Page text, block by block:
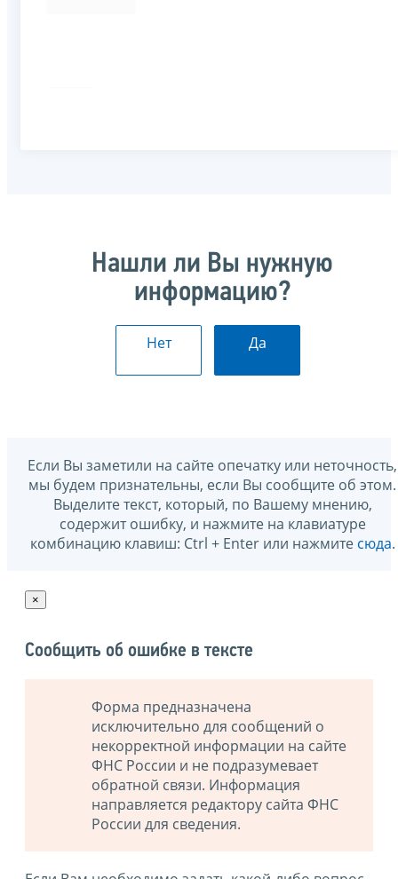
Нашли ли Вы нужную
информацию?
Нет Да
Если Вы заметили на сайте опечатку или неточность,
мы будем признательны, если Вы сообщите об этом.
Выделите текст, который, по Вашему мнению,
содержит ошибку, и нажмите на клавиатуре
комбинацию клавиш: Ctrl + Enter или нажмите сюда.
×
Сообщить об ошибке в тексте
Форма предназначена
исключительно для сообщений о
некорректной информации на сайте
ФНС России и не подразумевает
обратной связи. Информация
направляется редактору сайта ФНС
России для сведения.